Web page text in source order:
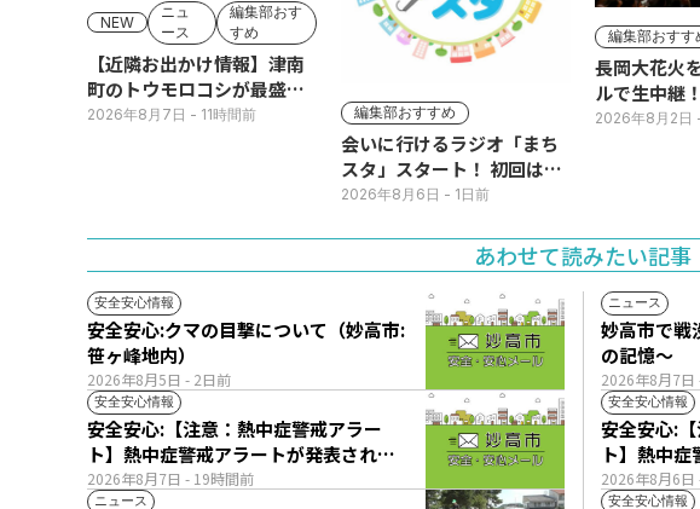
NEW
ニュ
ース
編集部おす
すめ
【近隣お出かけ情報】津南
町のトウモロコシが最盛
期！国道ロードサイドの直
2026年8月7日 - 11時間前 編集部おすすめ
会いに行けるラジオ「まち
スタ」スタート！ 初回は11
日(火･祝) 公開生放送
2026年8月6日 - 1日前
編集部おすす
長岡大花火
ルで生中継
(月)
2026年8月2日
あわせて読みたい記事
安全安心情報
2026年8月5日 - 2日前
安全安心:クマの目撃について（妙高市:
笹ヶ峰地内）
ニュース
2026年8月7日
妙高市で戦
の記憶～
安全安心情報
2026年8月7日 - 19時間前
安全安心:【注意：熱中症警戒アラー
ト】熱中症警戒アラートが発表されて
います。
安全安心情報
2026年8月6日
安全安心:
ト】熱中
います。
ニュース 安全安心情報